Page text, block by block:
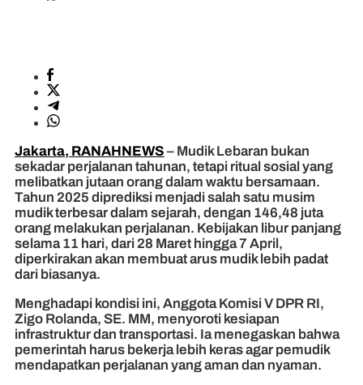
Jakarta, RANAHNEWS – Mudik Lebaran bukan
sekadar perjalanan tahunan, tetapi ritual sosial yang
melibatkan jutaan orang dalam waktu bersamaan.
Tahun 2025 diprediksi menjadi salah satu musim
mudik terbesar dalam sejarah, dengan 146,48 juta
orang melakukan perjalanan. Kebijakan libur panjang
selama 11 hari, dari 28 Maret hingga 7 April,
diperkirakan akan membuat arus mudik lebih padat
dari biasanya.
Menghadapi kondisi ini, Anggota Komisi V DPR RI,
Zigo Rolanda, SE. MM, menyoroti kesiapan
infrastruktur dan transportasi. Ia menegaskan bahwa
pemerintah harus bekerja lebih keras agar pemudik
mendapatkan perjalanan yang aman dan nyaman.